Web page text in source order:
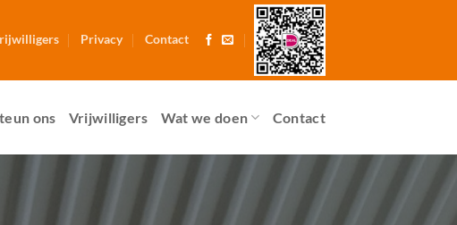
Privacy Contact
ons Vrijwilligers Wat we doen Contact